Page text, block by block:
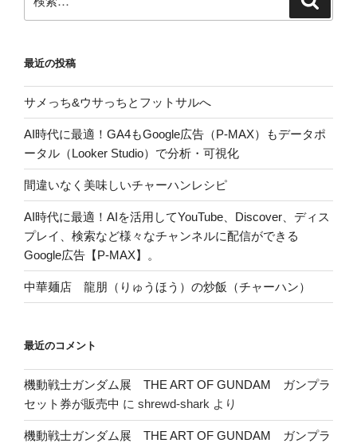
索:
最近の投稿
サメっち&ウサっちとフットサルへ
AI時代に最適！GA4もGoogle広告（P-MAX）もデータポ
ータル（Looker Studio）で分析・可視化
間違いなく美味しいチャーハンレシピ
AI時代に最適！AIを活用してYouTube、Discover、ディス
プレイ、検索など様々なチャンネルに配信ができる
Google広告【P-MAX】。
中華麺店 龍朋（りゅうほう）の炒飯（チャーハン）
最近のコメント
機動戦士ガンダム展 THE ART OF GUNDAM ガンプラ
セット券が販売中 に shrewd-shark より
機動戦士ガンダム展 THE ART OF GUNDAM ガンプラ